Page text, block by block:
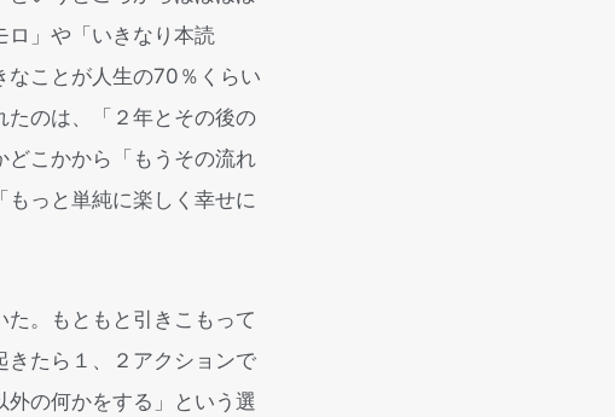
ロ」や「いきなり本読
なことが人生の70％くらい
たのは、「２年とその後の
どこかから「もうその流れ
っと単純に楽しく幸せに
。もともと引きこもって
きたら１、２アクションで
の何かをする」という選